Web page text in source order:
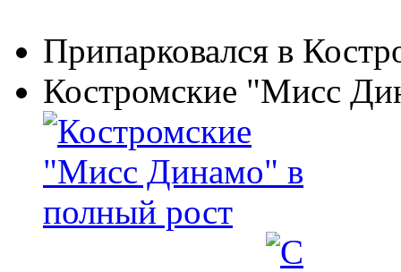
Припарковался в
Костромские "Мисс